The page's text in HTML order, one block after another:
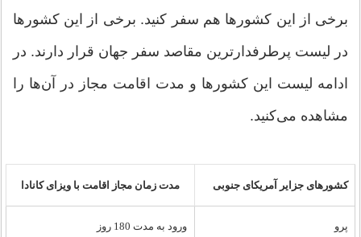
برخی از این کشورها هم سفر کنید. برخی از این کشورها
در لیست پرطرفدارترین مقاصد سفر جهان قرار دارند. در
ادامه لیست این کشورها و مدت اقامت مجاز در آن‌ها را
مشاهده می‌کنید.
کشورهای جزایر آمریکای جنوبی مدت زمان مجاز اقامت با ویزای کانادا
پرو ورود به مدت 180 روز